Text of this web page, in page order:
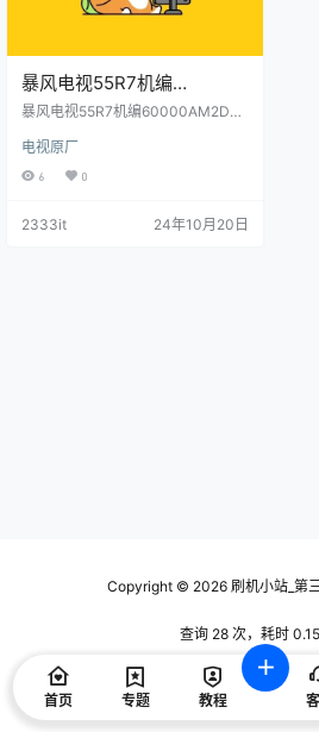
暴风电视55R7机编
60000AM2D00主程序
配屏LC546PU2L01原厂程序
U盘数据刷机包
暴风电视55R7机编60000AM2D00
配屏LC546PU2L01原厂程序U盘数
据刷机包
电视原厂
6 0
2333it 24年10月20日
Copyright © 2026刷机小站_第
查询 28 次，耗时
首页 专题 教程